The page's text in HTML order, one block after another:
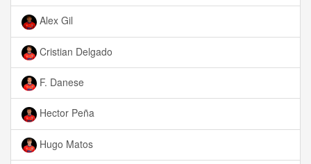
Alex Gil
Cristian Delgado
F. Danese
Hector Peña
Hugo Matos